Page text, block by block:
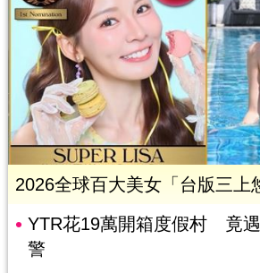
2026全球百大美女「台版三上
YTR花19萬開箱度假村 竟
警